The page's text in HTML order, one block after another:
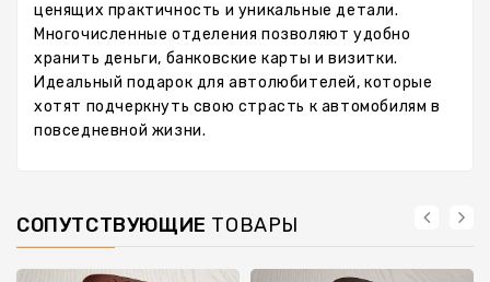
ценящих практичность и уникальные детали.
Многочисленные отделения позволяют удобно
хранить деньги, банковские карты и визитки.
Идеальный подарок для автолюбителей, которые
хотят подчеркнуть свою страсть к автомобилям в
повседневной жизни.
СОПУТСТВУЮЩИЕ ТОВАРЫ